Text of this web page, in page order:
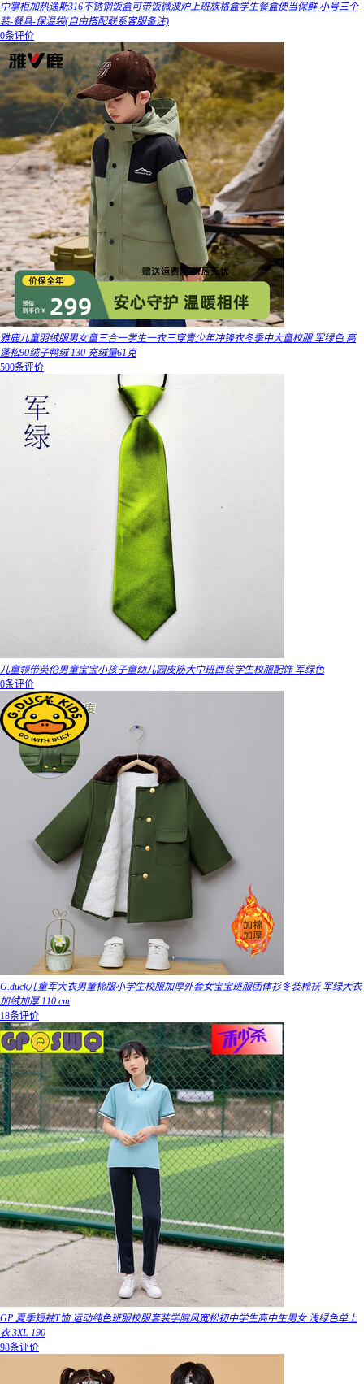
中掌柜加热逸斯316不锈钢饭盒可带饭微波炉上班族格盒学生餐盒便当保鲜 小号三个
装-餐具-保温袋(自由搭配联系客服备注)
0条评价
雅鹿儿童羽绒服男女童三合一学生一衣三穿青少年冲锋衣冬季中大童校服 军绿色 高
蓬松90绒子鸭绒 130 充绒量61克
500条评价
儿童领带英伦男童宝宝小孩子童幼儿园皮筋大中班西装学生校服配饰 军绿色
0条评价
G.duck儿童军大衣男童棉服小学生校服加厚外套女宝宝班服团体衫冬装棉袄 军绿大衣
加绒加厚 110 cm
18条评价
GP 夏季短袖T恤 运动纯色班服校服套装学院风宽松初中学生高中生男女 浅绿色单上
衣 3XL 190
98条评价